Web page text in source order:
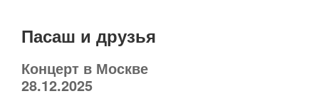
Пасаш и друзья
Концерт в Москве
28.12.2025